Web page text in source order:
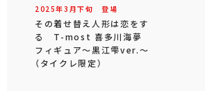
2025年3 月下旬 登場
その着せ替え人形は恋をす
る T-most 喜多川海夢
フィギュア～黒江雫ver.～
（タイクレ限定）